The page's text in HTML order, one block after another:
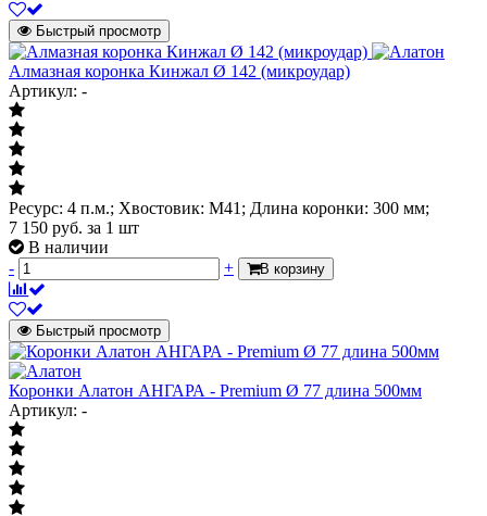
Быстрый просмотр
Алмазная коронка Кинжал Ø 142 (микроудар)
Артикул: -
Ресурс: 4 п.м.; Хвостовик: М41; Длина коронки: 300 мм;
7 150 руб. за 1 шт
В наличии
-
+ В корзину
Быстрый просмотр
Коронки Алатон АНГАРА - Premium Ø 77 длина 500мм
Артикул: -